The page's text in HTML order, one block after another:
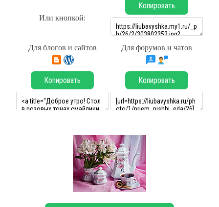
Или кнопкой:
Копировать
Для блогов и сайтов Для форумов и чатов
Копировать Копировать